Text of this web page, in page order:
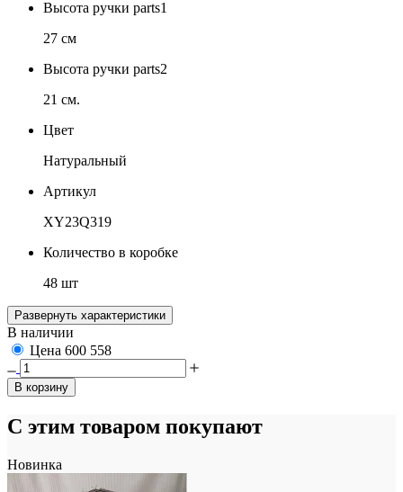
Высота ручки parts1
27 см
Высота ручки parts2
21 см.
Цвет
Натуральный
Артикул
XY23Q319
Количество в коробке
48 шт
Развернуть характеристики
В наличии
Цена 600 558
В корзину
С этим товаром покупают
Новинка